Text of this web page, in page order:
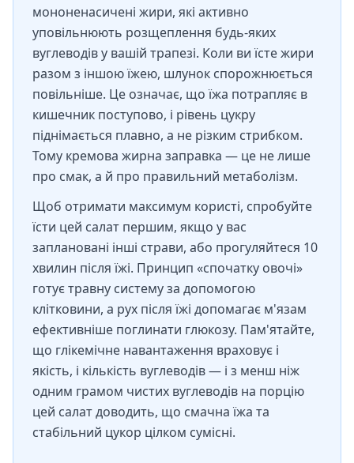
мононенасичені жири, які активно
уповільнюють розщеплення будь-яких
вуглеводів у вашій трапезі. Коли ви їсте жири
разом з іншою їжею, шлунок спорожнюється
повільніше. Це означає, що їжа потрапляє в
кишечник поступово, і рівень цукру
піднімається плавно, а не різким стрибком.
Тому кремова жирна заправка — це не лише
про смак, а й про правильний метаболізм.
Щоб отримати максимум користі, спробуйте
їсти цей салат першим, якщо у вас
заплановані інші страви, або прогуляйтеся 10
хвилин після їжі. Принцип «спочатку овочі»
готує травну систему за допомогою
клітковини, а рух після їжі допомагає м'язам
ефективніше поглинати глюкозу. Пам'ятайте,
що глікемічне навантаження враховує і
якість, і кількість вуглеводів — і з менш ніж
одним грамом чистих вуглеводів на порцію
цей салат доводить, що смачна їжа та
стабільний цукор цілком сумісні.